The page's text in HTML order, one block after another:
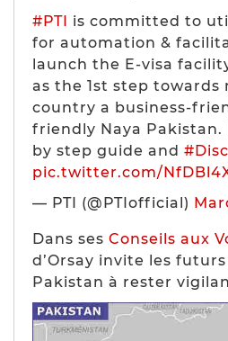
#PTI is committed to
for automation &
launch the E-visa
as the 1st step towards
country a business-
friendly Naya Pakistan.
by step guide and
pic.twitter.com/
— PTI (@PTIofficial)
Dans ses Conseils aux
d’Orsay invite les
Pakistan à rester